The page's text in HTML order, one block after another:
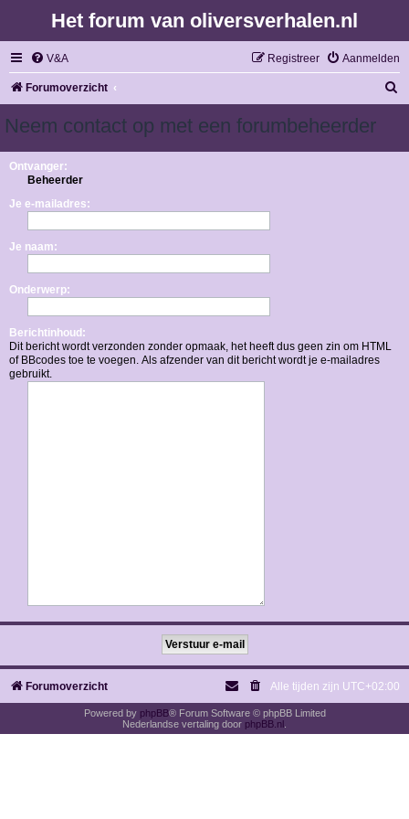
Het forum van oliversverhalen.nl
V&A Aanmelden
Registreer
Forumoverzicht
Neem contact op met een forumbeheerder
Ontvanger:
Beheerder
Je e-mailadres:
Je naam:
Onderwerp:
Berichtinhoud:
Dit bericht wordt verzonden zonder opmaak, het heeft dus geen zin om HTML
of BBcodes toe te voegen. Als afzender van dit bericht wordt je e-mailadres
gebruikt.
Forumoverzicht Alle tijden zijn UTC+02:00
Powered by phpBB® Forum Software © phpBB Limited
Nederlandse vertaling door phpBB.nl